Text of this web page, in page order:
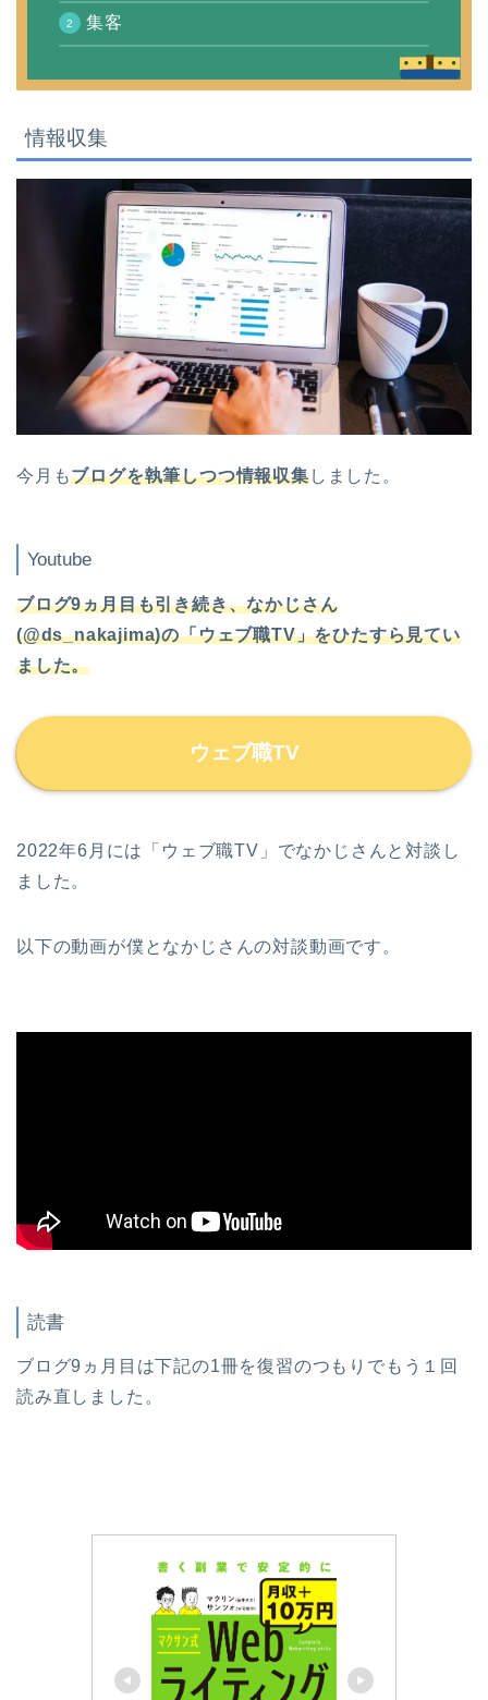
集客
情報収集
今月もブログを執筆しつつ情報収集しました。
Youtube
ブログ9ヵ月目も引き続き、なかじさん
(@ds_nakajima)の「ウェブ職TV」をひたすら見てい
ました。
ウェブ職TV
2022年6月には「ウェブ職TV」でなかじさんと対談し
ました。
以下の動画が僕となかじさんの対談動画です。
読書
ブログ9ヵ月目は下記の1冊を復習のつもりでもう１回
読み直しました。